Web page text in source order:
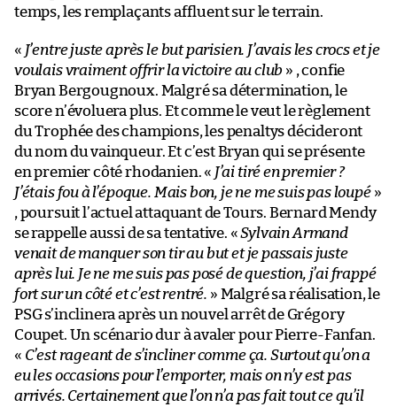
temps, les remplaçants affluent sur le terrain.
« J’entre juste après le but parisien. J’avais les crocs et je
voulais vraiment offrir la victoire au club » , confie
Bryan Bergougnoux. Malgré sa détermination, le
score n’évoluera plus. Et comme le veut le règlement
du Trophée des champions, les penaltys décideront
du nom du vainqueur. Et c’est Bryan qui se présente
en premier côté rhodanien. « J’ai tiré en premier ?
J’étais fou à l’époque. Mais bon, je ne me suis pas loupé»
, poursuit l’actuel attaquant de Tours. Bernard Mendy
se rappelle aussi de sa tentative. «Sylvain Armand
venait de manquer son tir au but et je passais juste
après lui. Je ne me suis pas posé de question, j’ai frappé
fort sur un côté et c’est rentré. » Malgré sa réalisation, le
PSG s’inclinera après un nouvel arrêt de Grégory
Coupet. Un scénario dur à avaler pour Pierre-Fanfan.
« C’est rageant de s’incliner comme ça. Surtout qu’on a
eu les occasions pour l’emporter, mais on n’y est pas
arrivés. Certainement que l’on n’a pas fait tout ce qu’il